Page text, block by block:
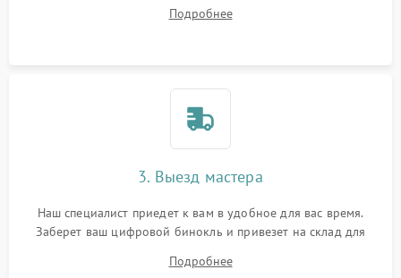
Подробнее
3. Выезд мастера
Наш специалист приедет к вам в удобное для вас время.
Заберет ваш цифровой бинокль и привезет на склад для
Подробнее